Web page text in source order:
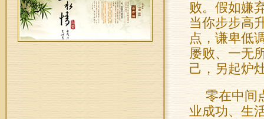
败。假如嫌
当你步步高
点，谦卑低
屡败、一无
己，另起炉
零在中间
业成功、生